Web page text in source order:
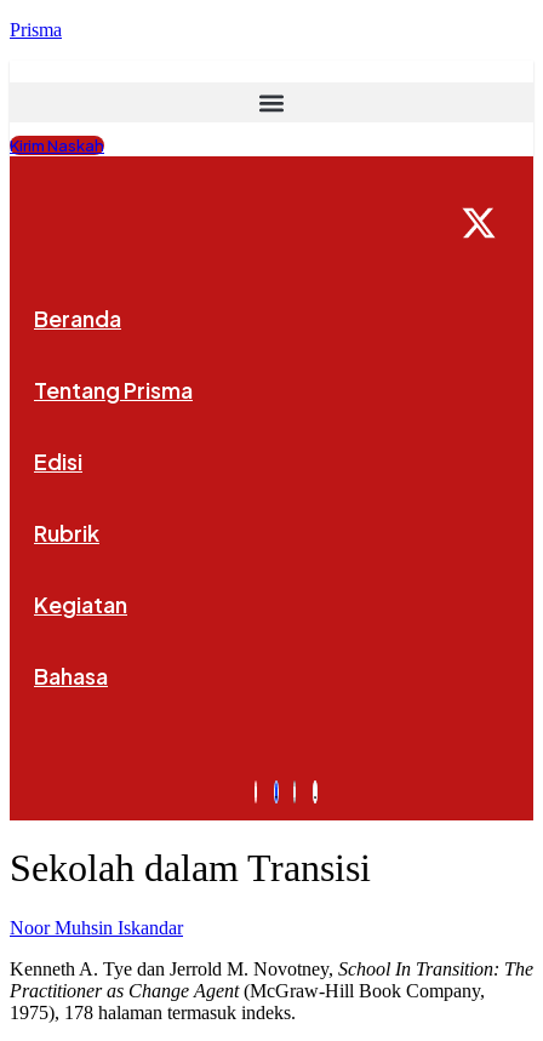
Prisma
Kirim Naskah
Beranda
Tentang Prisma
Edisi
Rubrik
Kegiatan
Bahasa
Sekolah dalam Transisi
Noor Muhsin Iskandar
Kenneth A. Tye dan Jerrold M. Novotney, School In Transition: The
Practitioner as Change Agent(McGraw-Hill Book Company,
1975), 178 halaman termasuk indeks.